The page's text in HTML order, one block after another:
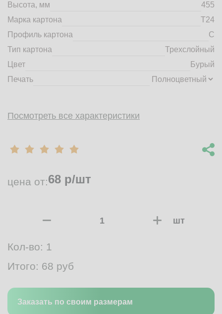
+7 (4832) 71-44-42
г. Брянск, Белобережская улица, 1А
© 2014 - 2026 | ООО ТД "Брянский картон" Все права защищены,
материалов с сайта строго запрещено.
Высота, мм
455
Марка картона
Т24
Профиль картона
C
Тип картона
Трехслойный
Цвет
Бурый
Печать
Посмотреть все характеристики
цена от:68 р/шт
шт
Кол-во: 1
Итого: 68 руб
Заказать по своим размерам